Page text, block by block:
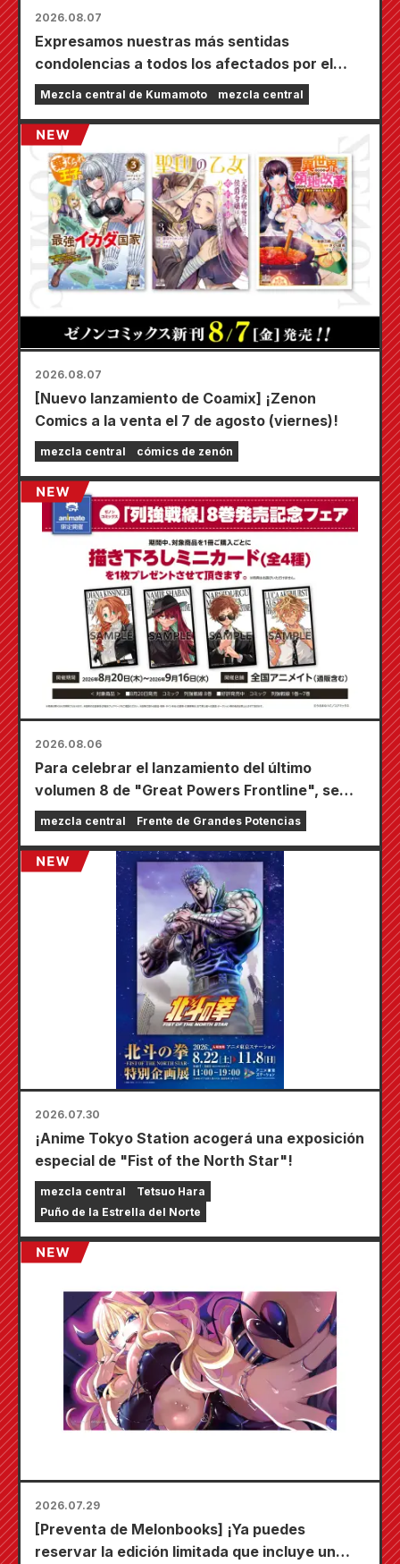
2026.08.07
Expresamos nuestras más sentidas
condolencias a todos los afectados por el
terremoto de Kumamoto de 2026.
Mezcla central de Kumamoto mezcla central
2026.08.07
[Nuevo lanzamiento de Coamix] ¡Zenon
Comics a la venta el 7 de agosto (viernes)!
mezcla central cómics de zenón
2026.08.06
Para celebrar el lanzamiento del último
volumen 8 de "Great Powers Frontline", se
llevará a cabo una feria por tiempo limitado en
las tiendas Animate de todo el país a partir del
20 de agosto, donde podrás conseguir una
minitarjeta especialmente dibujada (¡4 tipos
mezcla central Frente de Grandes Potencias
2026.07.30
¡Anime Tokyo Station acogerá una exposición
especial de "Fist of the North Star"!
mezcla central
Tetsuo Hara
Puño de la Estrella del Norte
2026.07.29
[Preventa de Melonbooks] ¡Ya puedes
reservar la edición limitada que incluye un